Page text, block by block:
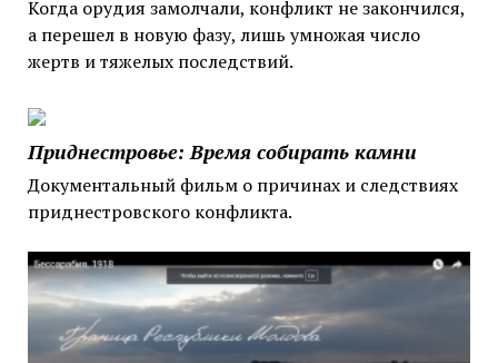
Когда орудия замолчали, конфликт не закончился,
а перешел в новую фазу, лишь умножая число
жертв и тяжелых последствий.
Приднестровье: Время собирать камни
Документальный фильм о причинах и следствиях
приднестровского конфликта.